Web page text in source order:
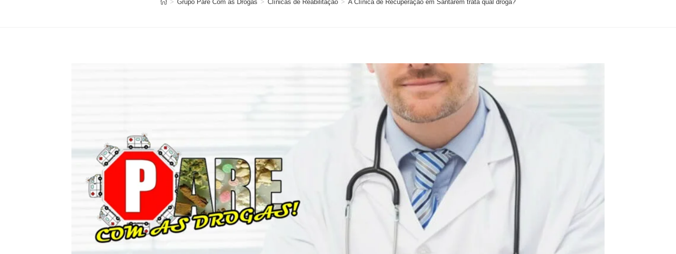
> Grupo Pare Com as Drogas > Clínicas de Reabilitação > A Clínica de Recuperação em Santarém trata qual droga?